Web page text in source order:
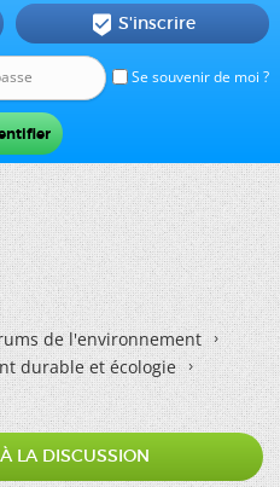
Se souvenir de moi ?
 S'inscrire
de l'environnement
durable et écologie
LA DISCUSSION